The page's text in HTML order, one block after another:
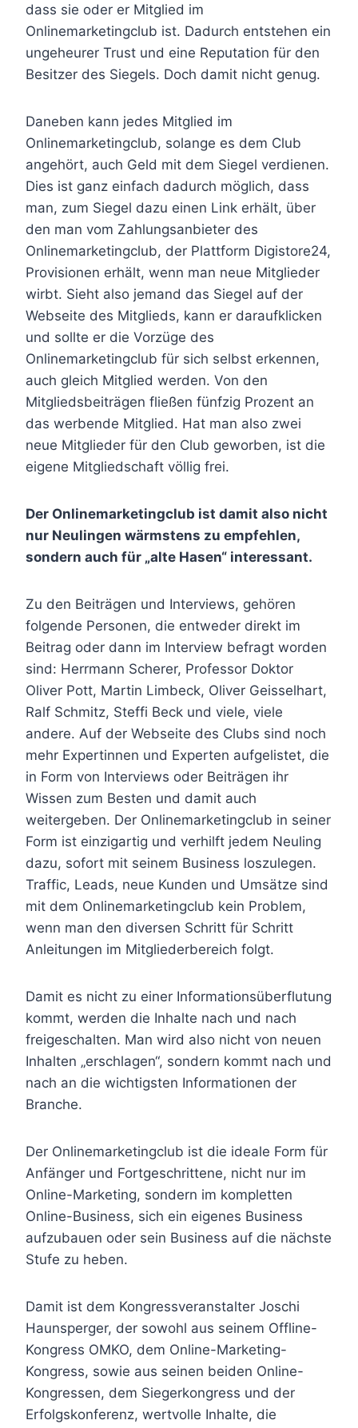
dass sie oder er Mitglied im
Onlinemarketingclub ist. Dadurch entstehen ein
ungeheurer Trust und eine Reputation für den
Besitzer des Siegels. Doch damit nicht genug.
Daneben kann jedes Mitglied im
Onlinemarketingclub, solange es dem Club
angehört, auch Geld mit dem Siegel verdienen.
Dies ist ganz einfach dadurch möglich, dass
man, zum Siegel dazu einen Link erhält, über
den man vom Zahlungsanbieter des
Onlinemarketingclub, der Plattform Digistore24,
Provisionen erhält, wenn man neue Mitglieder
wirbt. Sieht also jemand das Siegel auf der
Webseite des Mitglieds, kann er daraufklicken
und sollte er die Vorzüge des
Onlinemarketingclub für sich selbst erkennen,
auch gleich Mitglied werden. Von den
Mitgliedsbeiträgen fließen fünfzig Prozent an
das werbende Mitglied. Hat man also zwei
neue Mitglieder für den Club geworben, ist die
eigene Mitgliedschaft völlig frei.
Der Onlinemarketingclub ist damit also nicht
nur Neulingen wärmstens zu empfehlen,
sondern auch für „alte Hasen“ interessant.
Zu den Beiträgen und Interviews, gehören
folgende Personen, die entweder direkt im
Beitrag oder dann im Interview befragt worden
sind: Herrmann Scherer, Professor Doktor
Oliver Pott, Martin Limbeck, Oliver Geisselhart,
Ralf Schmitz, Steffi Beck und viele, viele
andere. Auf der Webseite des Clubs sind noch
mehr Expertinnen und Experten aufgelistet, die
in Form von Interviews oder Beiträgen ihr
Wissen zum Besten und damit auch
weitergeben. Der Onlinemarketingclub in seiner
Form ist einzigartig und verhilft jedem Neuling
dazu, sofort mit seinem Business loszulegen.
Traffic, Leads, neue Kunden und Umsätze sind
mit dem Onlinemarketingclub kein Problem,
wenn man den diversen Schritt für Schritt
Anleitungen im Mitgliederbereich folgt.
Damit es nicht zu einer Informationsüberflutung
kommt, werden die Inhalte nach und nach
freigeschalten. Man wird also nicht von neuen
Inhalten „erschlagen“, sondern kommt nach und
nach an die wichtigsten Informationen der
Branche.
Der Onlinemarketingclub ist die ideale Form für
Anfänger und Fortgeschrittene, nicht nur im
Online-Marketing, sondern im kompletten
Online-Business, sich ein eigenes Business
aufzubauen oder sein Business auf die nächste
Stufe zu heben.
Damit ist dem Kongressveranstalter Joschi
Haunsperger, der sowohl aus seinem Offline-
Kongress OMKO, dem Online-Marketing-
Kongress, sowie aus seinen beiden Online-
Kongressen, dem Siegerkongress und der
Erfolgskonferenz, wertvolle Inhalte, die